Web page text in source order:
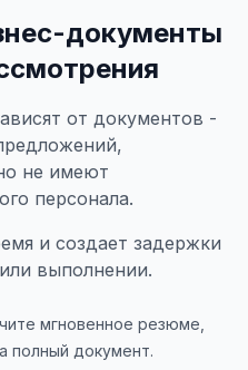
документы
от документов -
не имеют
персонала.
и создает задержки
выполнении.
мгновенное резюме,
полный документ.